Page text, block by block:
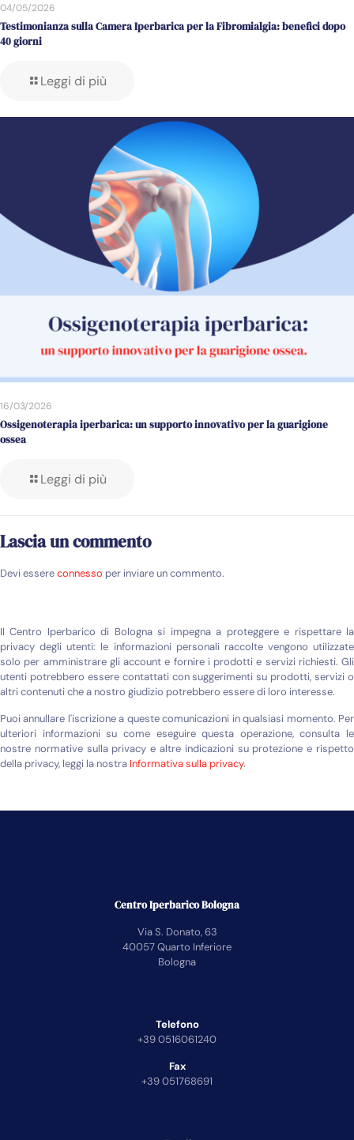
04/05/2026
Testimonianza sulla Camera Iperbarica per la Fibromialgia: benefici dopo
40 giorni
Leggi di più
16/03/2026
Ossigenoterapia iperbarica: un supporto innovativo per la guarigione
ossea
Leggi di più
Lascia un commento
Devi essereconnesso per inviare un commento.
Il Centro Iperbarico di Bologna si impegna a proteggere e rispettare la
privacy degli utenti: le informazioni personali raccolte vengono utilizzate
solo per amministrare gli account e fornire i prodotti e servizi richiesti. Gli
utenti potrebbero essere contattati con suggerimenti su prodotti, servizi o
altri contenuti che a nostro giudizio potrebbero essere di loro interesse.
Puoi annullare l'iscrizione a queste comunicazioni in qualsiasi momento. Per
ulteriori informazioni su come eseguire questa operazione, consulta le
nostre normative sulla privacy e altre indicazioni su protezione e rispetto
della privacy, leggi la nostra Informativa sulla privacy.
Centro Iperbarico Bologna
Via S. Donato, 63
40057 Quarto Inferiore
Bologna
Telefono
+39 0516061240
Fax
+39 051768691